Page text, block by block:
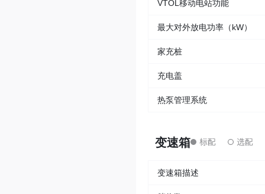
VTOL移动电站功能
最大对外放电功率（kW）
家充桩
充电盖
热泵管理系统
变速箱
变速箱描述